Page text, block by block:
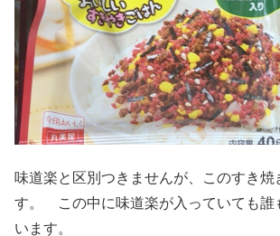
味道楽と区別つきませんが、このすき焼
す。 この中に味道楽が入っていても誰
います。